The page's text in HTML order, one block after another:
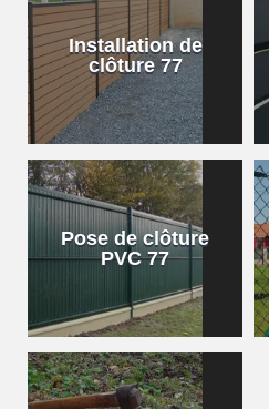
Installation de
clôture 77
Pose de clôture
PVC 77